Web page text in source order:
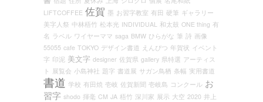
LIFTCOFFEE 佐賀 墨 お習字教室 有田 硬筆 ギャラリー
美字人祭 中林梧竹 松本光 INDIVIDUAL 和太鼓 ONE thing 有
名 ラベル ワイヤーママ saga BMW ひらがな 筆 詩 画像
55055 cafe TOKYO デザイン書道 えんぴつ 年賀状 イベント
字 印泥 美文字 designer 佐賀県 gallery 県特選 アーティス
ト 展覧会 小島神社 題字 書道展 サガン鳥栖 条幅 実用書道
書道 学校 有田焼 壱岐 佐賀新聞 壱岐島 コンクール お
習字 shodo 揮毫 CM JA 梧竹 深川家 展示 大空 2020 井上